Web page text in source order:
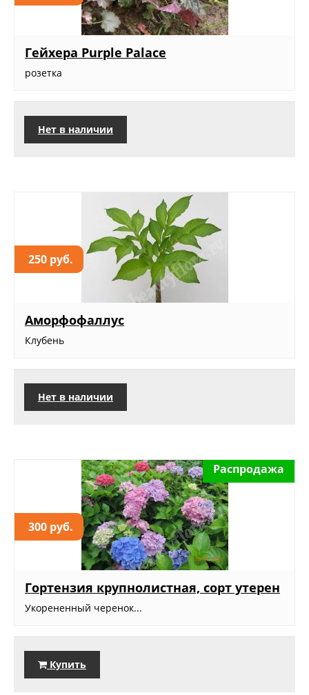
Гейхера Purple Palace
розетка
Нет в наличии
250 руб.
Аморфофаллус
Клубень
Нет в наличии
300 руб.
Распродажа
Гортензия крупнолистная, сорт утерен
Укорененный черенок...
Купить